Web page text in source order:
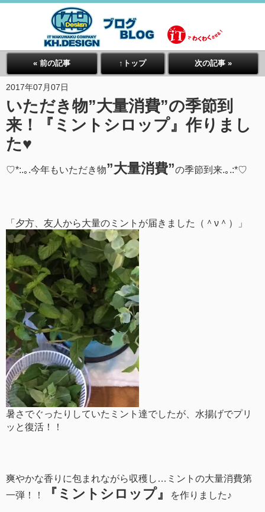
« 前の記事 ↑トップ 次の記事 »
2017年07月07日
いただき物”大量消費”の季節到
来！『ミントシロップ』作りまし
た♥
♡*:.｡.今年もいただき物”大量消費”の季節到来.｡.:*♡
「夕方、友人から大量のミントが届きました（＾ν＾）」
暑さでぐったりしていたミント達でしたが、水揚げでプリ
ッと復活！！
爽やかな香りに包まれながら収穫し…ミントの大量消費第
一弾！！
『ミントシロップ』 を作りました♪